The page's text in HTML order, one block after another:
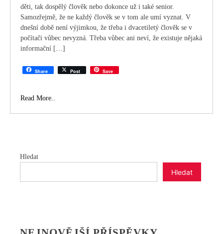
děti, tak dospělý člověk nebo dokonce už i také senior.
Samozřejmě, že ne každý člověk se v tom ale umí vyznat. V
dnešní době není výjimkou, že třeba i dvacetiletý člověk se v
počítači vůbec nevyzná. Třeba vůbec ani neví, že existuje nějaká
informační […]
Share Post Save
Read More..
Hledat
Hledat